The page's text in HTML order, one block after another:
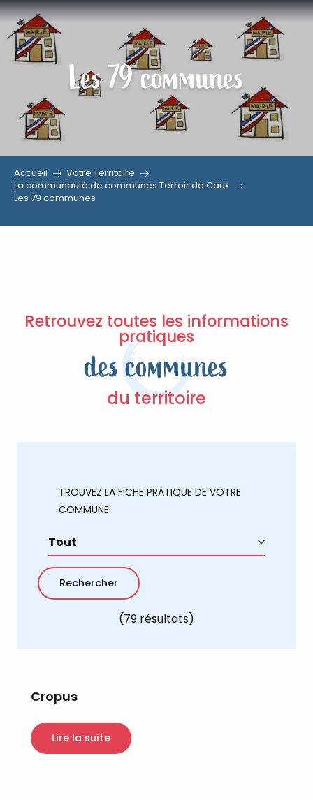
Aller
contenu
Les 79 communes
Accueil
Votre Territoire
La communauté de communes Terroir de Caux
Les 79 communes
Retrouvez toutes les informations
pratiques
des communes
du territoire
TROUVEZ LA FICHE PRATIQUE DE VOTRE
COMMUNE
(79 résultats)
Cropus
Lire la suite